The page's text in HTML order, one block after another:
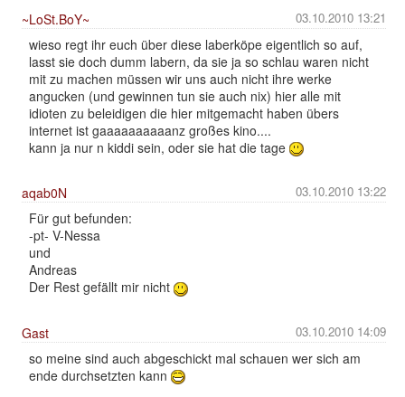
03.10.2010 13:21
~LoSt.BoY~
wieso regt ihr euch über diese laberköpe eigentlich so auf,
lasst sie doch dumm labern, da sie ja so schlau waren nicht
mit zu machen müssen wir uns auch nicht ihre werke
angucken (und gewinnen tun sie auch nix) hier alle mit
idioten zu beleidigen die hier mitgemacht haben übers
internet ist gaaaaaaaaaanz großes kino....
kann ja nur n kiddi sein, oder sie hat die tage
03.10.2010 13:22
aqab0N
Für gut befunden:
-pt- V-Nessa
und
Andreas
Der Rest gefällt mir nicht
03.10.2010 14:09
Gast
so meine sind auch abgeschickt mal schauen wer sich am
ende durchsetzten kann